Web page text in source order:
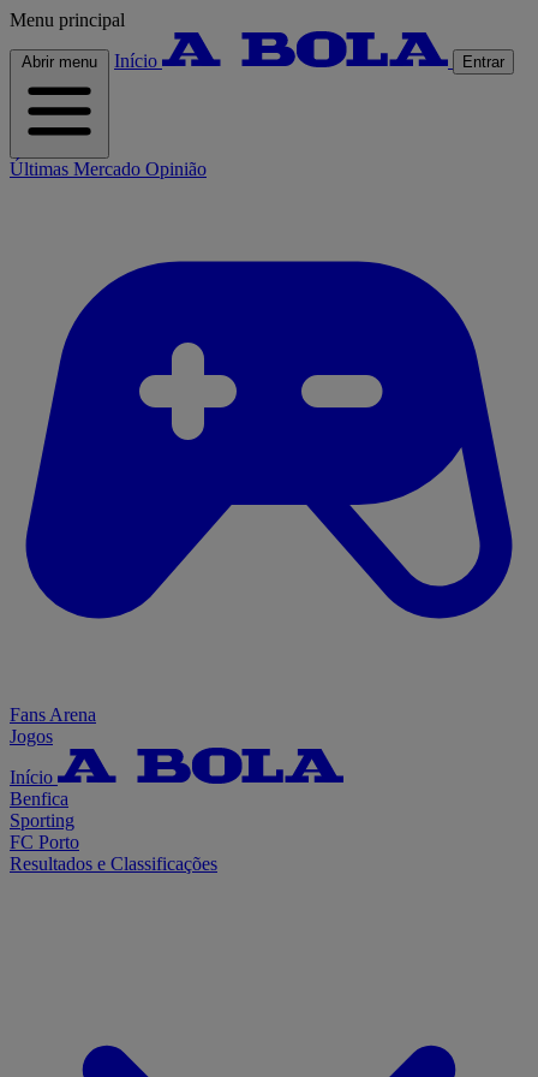
Menu principal
Abrir menu Início Entrar
Últimas Mercado Opinião
Fans Arena
Jogos
Início
Benfica
Sporting
FC Porto
Resultados e Classificações